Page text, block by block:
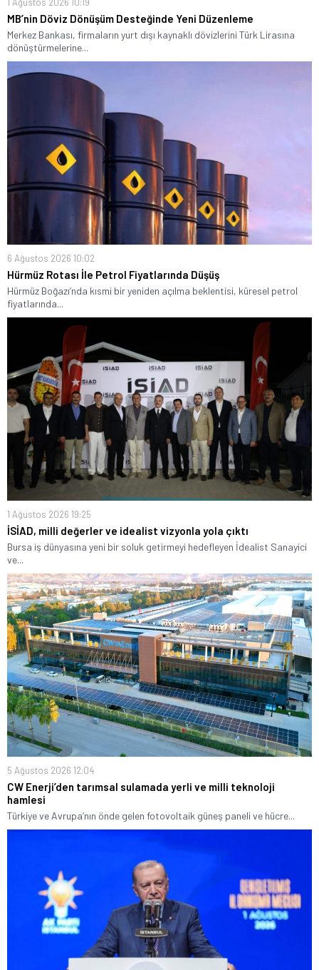
1 Ağustos 2026 10:19
MB’nin Döviz Dönüşüm Desteğinde Yeni Düzenleme
Merkez Bankası, firmaların yurt dışı kaynaklı dövizlerini Türk Lirasına
dönüştürmelerine...
6 Ağustos 2026 10:02
Hürmüz Rotası İle Petrol Fiyatlarında Düşüş
Hürmüz Boğazı’nda kısmi bir yeniden açılma beklentisi, küresel petrol
fiyatlarında...
1 Ağustos 2026 19:25
İSİAD, milli değerler ve idealist vizyonla yola çıktı
Bursa iş dünyasına yeni bir soluk getirmeyi hedefleyen İdealist Sanayici
ve...
5 Ağustos 2026 12:04
CW Enerji’den tarımsal sulamada yerli ve milli teknoloji
hamlesi
Türkiye ve Avrupa’nın önde gelen fotovoltaik güneş paneli ve hücre...